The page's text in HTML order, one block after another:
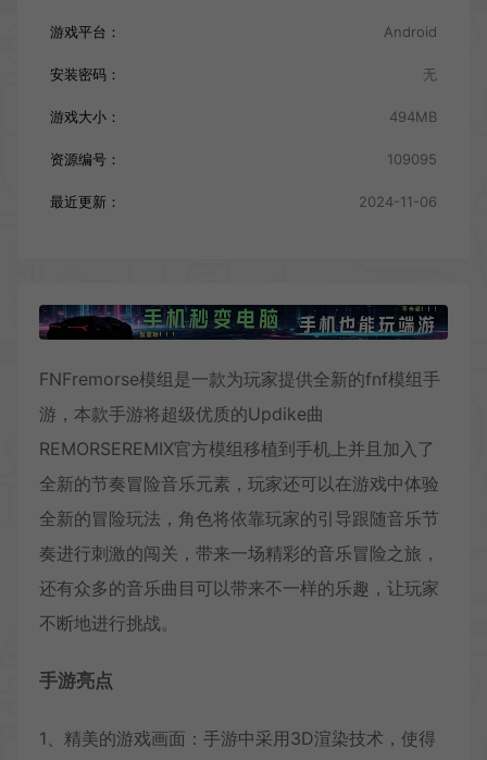
游戏平台： Android
安装密码： 无
游戏大小： 494MB
资源编号： 109095
最近更新： 2024-11-06
FNFremorse模组是一款为玩家提供全新的fnf模组手
游，本款手游将超级优质的Updike曲
REMORSEREMIX官方模组移植到手机上并且加入了
全新的节奏冒险音乐元素，玩家还可以在游戏中体验
全新的冒险玩法，角色将依靠玩家的引导跟随音乐节
奏进行刺激的闯关，带来一场精彩的音乐冒险之旅，
还有众多的音乐曲目可以带来不一样的乐趣，让玩家
不断地进行挑战。
手游亮点
1、精美的游戏画面：手游中采用3D渲染技术，使得